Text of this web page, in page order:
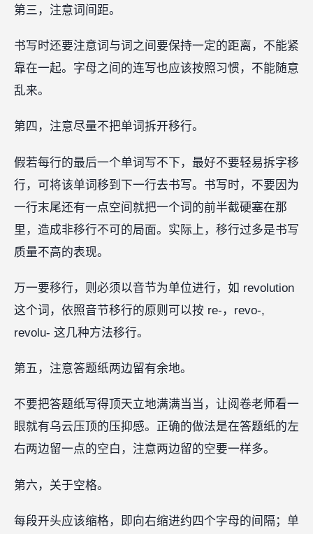
第三，注意词间距。
书写时还要注意词与词之间要保持一定的距离，不能紧
靠在一起。字母之间的连写也应该按照习惯，不能随意
乱来。
第四，注意尽量不把单词拆开移行。
假若每行的最后一个单词写不下，最好不要轻易拆字移
行，可将该单词移到下一行去书写。书写时，不要因为
一行末尾还有一点空间就把一个词的前半截硬塞在那
里，造成非移行不可的局面。实际上，移行过多是书写
质量不高的表现。
万一要移行，则必须以音节为单位进行，如 revolution
这个词，依照音节移行的原则可以按 re-，revo-,
revolu- 这几种方法移行。
第五，注意答题纸两边留有余地。
不要把答题纸写得顶天立地满满当当，让阅卷老师看一
眼就有乌云压顶的压抑感。正确的做法是在答题纸的左
右两边留一点的空白，注意两边留的空要一样多。
第六，关于空格。
每段开头应该缩格，即向右缩进约四个字母的间隔；单